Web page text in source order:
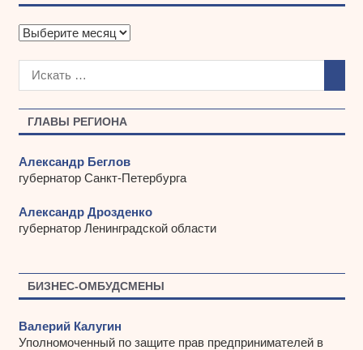
ГЛАВЫ РЕГИОНА
Александр Беглов
губернатор Санкт-Петербурга
Александр Дрозденко
губернатор Ленинградской области
БИЗНЕС-ОМБУДСМЕНЫ
Валерий Калугин
Уполномоченный по защите прав предпринимателей в
А
х
ы